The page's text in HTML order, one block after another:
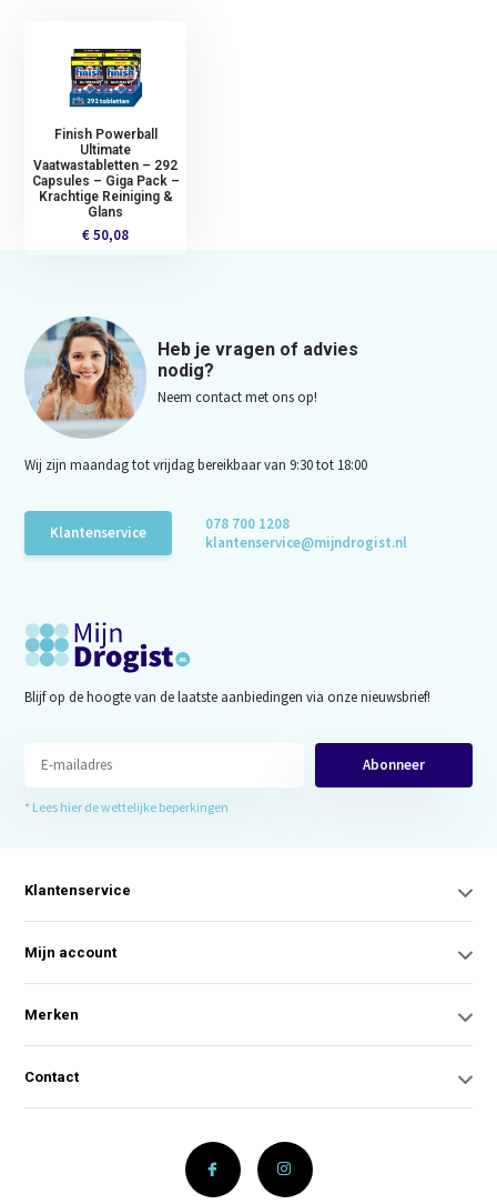
Finish Powerball
Ultimate
Vaatwastabletten – 292
Capsules – Giga Pack –
Krachtige Reiniging &
Glans
€ 50,08
Heb je vragen of advies
nodig?
Neem contact met ons op!
Wij zijn maandag tot vrijdag bereikbaar van 9:30 tot 18:00
Klantenservice
078 700 1208
klantenservice@mijndrogist.nl
Blijf op de hoogte van de laatste aanbiedingen via onze nieuwsbrief!
Abonneer
* Lees hier de wettelijke beperkingen
Klantenservice
Mijn account
Merken
Contact